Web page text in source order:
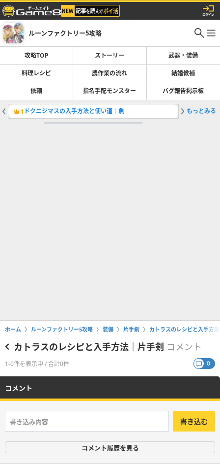
ルーンファクトリー5攻略
攻略TOP ストーリー 武器・装備
料理レシピ 農作業の流れ 結婚候補
依頼 指名手配モンスター バグ報告掲示板
1 ドクニジマスの入手方法と使い道｜魚 2ヨーグ
もっとみる
ホーム ルーンファクトリー5攻略 装備 片手剣 カトラスのレシピと入手方
カトラスのレシピと入手方法｜片手剣 コメント
1-0件を表示中 / 合計0件 0
コメント
書き込む
コメント履歴を見る